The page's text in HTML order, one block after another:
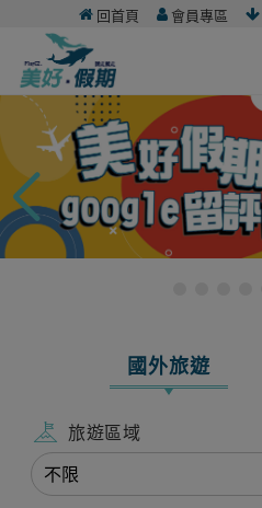
回首頁 會員專區
國外旅遊
旅遊區域